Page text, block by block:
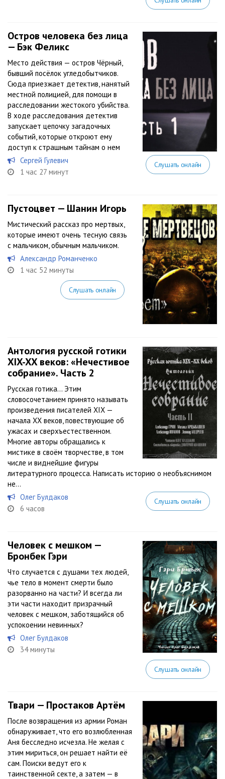
Остров человека без лица
— Бэк Феликс
Место действия — остров Чёрный,
бывший посёлок угледобытчиков.
Сюда приезжает детектив, нанятый
местной полицией, для помощи в
расследовании жестокого убийства.
В ходе расследования детектив
запускает цепочку загадочных
событий, которые откроют ему
доступ к страшным тайнам о нем
Сергей Гулевич
1 час 27 минут
Слушать онлайн
Пустоцвет — Шанин Игорь
Мистический рассказ про мертвых,
которые имеют очень тесную связь
с мальчиком, обычным мальчиком.
Александр Романченко
1 час 52 минуты
Слушать онлайн
Антология русской готики
XIX-XX веков: «Нечестивое
собрание». Часть 2
Русская готика… Этим
словосочетанием принято называть
произведения писателей XIX —
начала XX веков, повествующие об
ужасах и сверхъестественном.
Многие авторы обращались к
мистике в своём творчестве, в том
числе и виднейшие фигуры
литературного процесса. Написать историю о необъяснимом
не...
Олег Булдаков
6 часов
Слушать онлайн
Человек с мешком —
Бронбек Гэри
Что случается с душами тех людей,
чье тело в момент смерти было
разорванно на части? И всегда ли
эти части находит призрачный
человек с мешком, заботящийся об
успокоении невинных?
Олег Булдаков
34 минуты
Слушать онлайн
Твари — Простаков Артём
После возвращения из армии Роман
обнаруживает, что его возлюбленная
Аня бесследно исчезла. Не желая с
этим мириться, он решает найти её
сам. Поиски ведут его к
таинственной секте, а затем — в